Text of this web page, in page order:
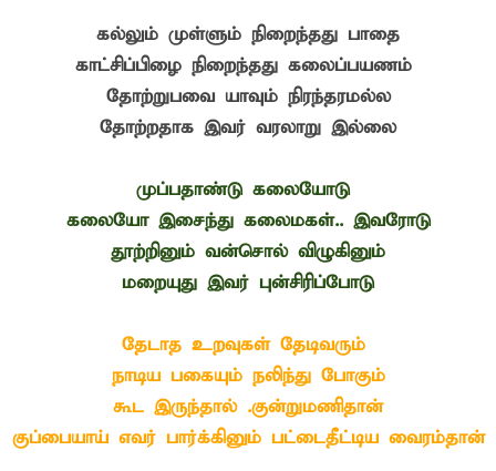
கல்லும் முள்ளும் நிறைந்தது பாதை
காட்சிப்பிழை நிறைந்தது கலைப்பயணம்
தோற்றுபவை யாவும் நிரந்தரமல்ல
தோற்றதாக இவர் வரலாறு இல்லை
முப்பதாண்டு கலையோடு
கலையோ இசைந்து கலைமகள்.. இவரோடு
தூற்றினும் வன்சொல் விழுகினும்
மறையுது இவர் புன்சிரிப்போடு
தேடாத உறவுகள் தேடிவரும்
நாடிய பகையும் நலிந்து போகும்
கூட இருந்தால் .குன்றுமணிதான்
குப்பையாய் எவர் பார்க்கினும் பட்டைதீட்டிய வைரம்தான்